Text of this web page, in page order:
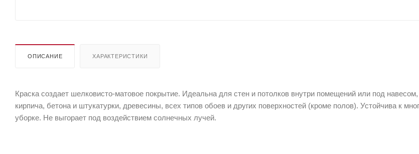
ОПИСАНИЕ ХАРАКТЕРИСТИКИ
Краска создает шелковисто-матовое покрытие. Идеальна для стен и потолков внутри помещений или под навесом,
кирпича, бетона и штукатурки, древесины, всех типов обоев и других поверхностей (кроме полов). Устойчива к
уборке. Не выгорает под воздействием солнечных лучей.